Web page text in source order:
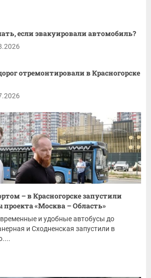
если эвакуировали автомобиль?
отремонтировали в Красногорске
– в Красногорске запустили
«Москва – Область»
и удобные автобусы до
и Сходненская запустили в